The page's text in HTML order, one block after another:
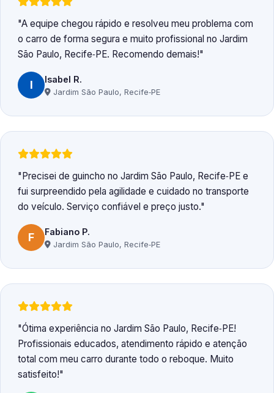
A equipe chegou rápido e resolveu meu problema com
o carro de forma segura e muito profissional no Jardim
São Paulo, Recife‑PE. Recomendo demais!
I Isabel R.
Jardim São Paulo, Recife‑PE
Precisei de guincho no Jardim São Paulo, Recife‑PE e
fui surpreendido pela agilidade e cuidado no transporte
do veículo. Serviço confiável e preço justo.
F Fabiano P.
Jardim São Paulo, Recife‑PE
Ótima experiência no Jardim São Paulo, Recife‑PE!
Profissionais educados, atendimento rápido e atenção
total com meu carro durante todo o reboque. Muito
satisfeito!